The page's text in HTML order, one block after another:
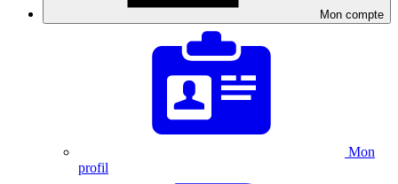
Mon compte
Mon
profil